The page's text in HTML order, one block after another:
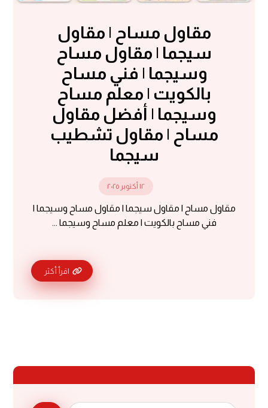
مقاول مساح | مقاول
سيجما | مقاول مساح
وسيجما | فني مساح
بالكويت | معلم مساح
وسيجما | أفضل مقاول
مساح | مقاول تشطيب
سيجما
١٢ أكتوبر ٢٠٢٥
مقاول مساح | مقاول سيجما | مقاول مساح وسيجما |
فني مساح بالكويت | معلم مساح وسيجما ...
اقرأ أكثر